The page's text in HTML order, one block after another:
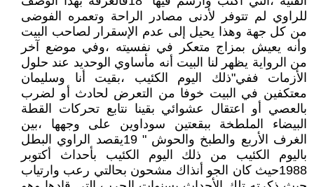
للراوي لم تتوفر لأدنى مصادر الراحة وتعمره الفوضى
من كل جهة وهذا يحيل إلى عدم الإسقرار لصاحب البيت
وأنه يعيش بمزاج متعكر في نفسيته ،وفي موضع آخر
من الرواية يظهر لنا البيت أنه مأساوي الوحديد عند حلول
الأزمات ففي"ذلك اليوم الكئيب ،بقيت أنا وسليمان
معتكفين في البيت خوفا من التعرض لحادث أو لضرب
بالعصي أو اعتقال عشوائي بقينا نتابع تحركات القطة
البيضاء الملطخة ببقعتين سوداوين على وجهها ،بين
الغرف الأربع والطبخ والحوش " 19يقصد الراوي البطل
باليوم الكئيب من ذلك اليوم الكئيب بأحداث أكتوبر
1988حيث كان الجو أنذاك مشحون بحالتي رعب وارتياب